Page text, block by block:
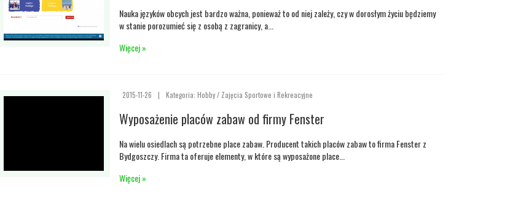
Nauka języków obcych jest bardzo ważna, ponieważ to od niej zależy, czy w dorosłym życiu będziemy
w stanie porozumieć się z osobą z zagranicy, a...
Więcej »
2015-11-26 | Kategoria: Hobby / Zajęcia Sportowe i Rekreacyjne
Wyposażenie placów zabaw od firmy Fenster
Na wielu osiedlach są potrzebne place zabaw. Producent takich placów zabaw to firma Fenster z
Bydgoszczy. Firma ta oferuje elementy, w które są wyposażone place...
Więcej »